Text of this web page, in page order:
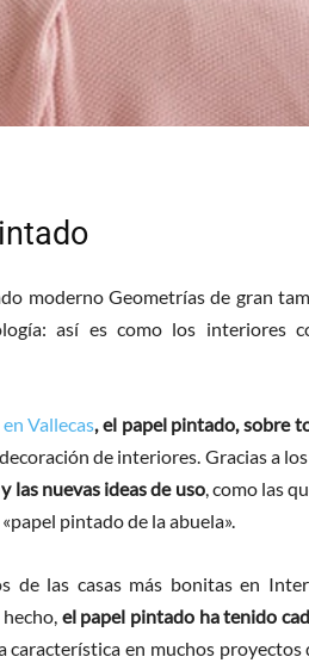
moderno Geometrías de gran
así es como los interiores
Vallecas, el papel pintado, sobre
de interiores. Gracias a los
las nuevas ideas de uso, como las
pintado de la abuela».
de las casas más bonitas en
el papel pintado ha tenido
característica en muchos